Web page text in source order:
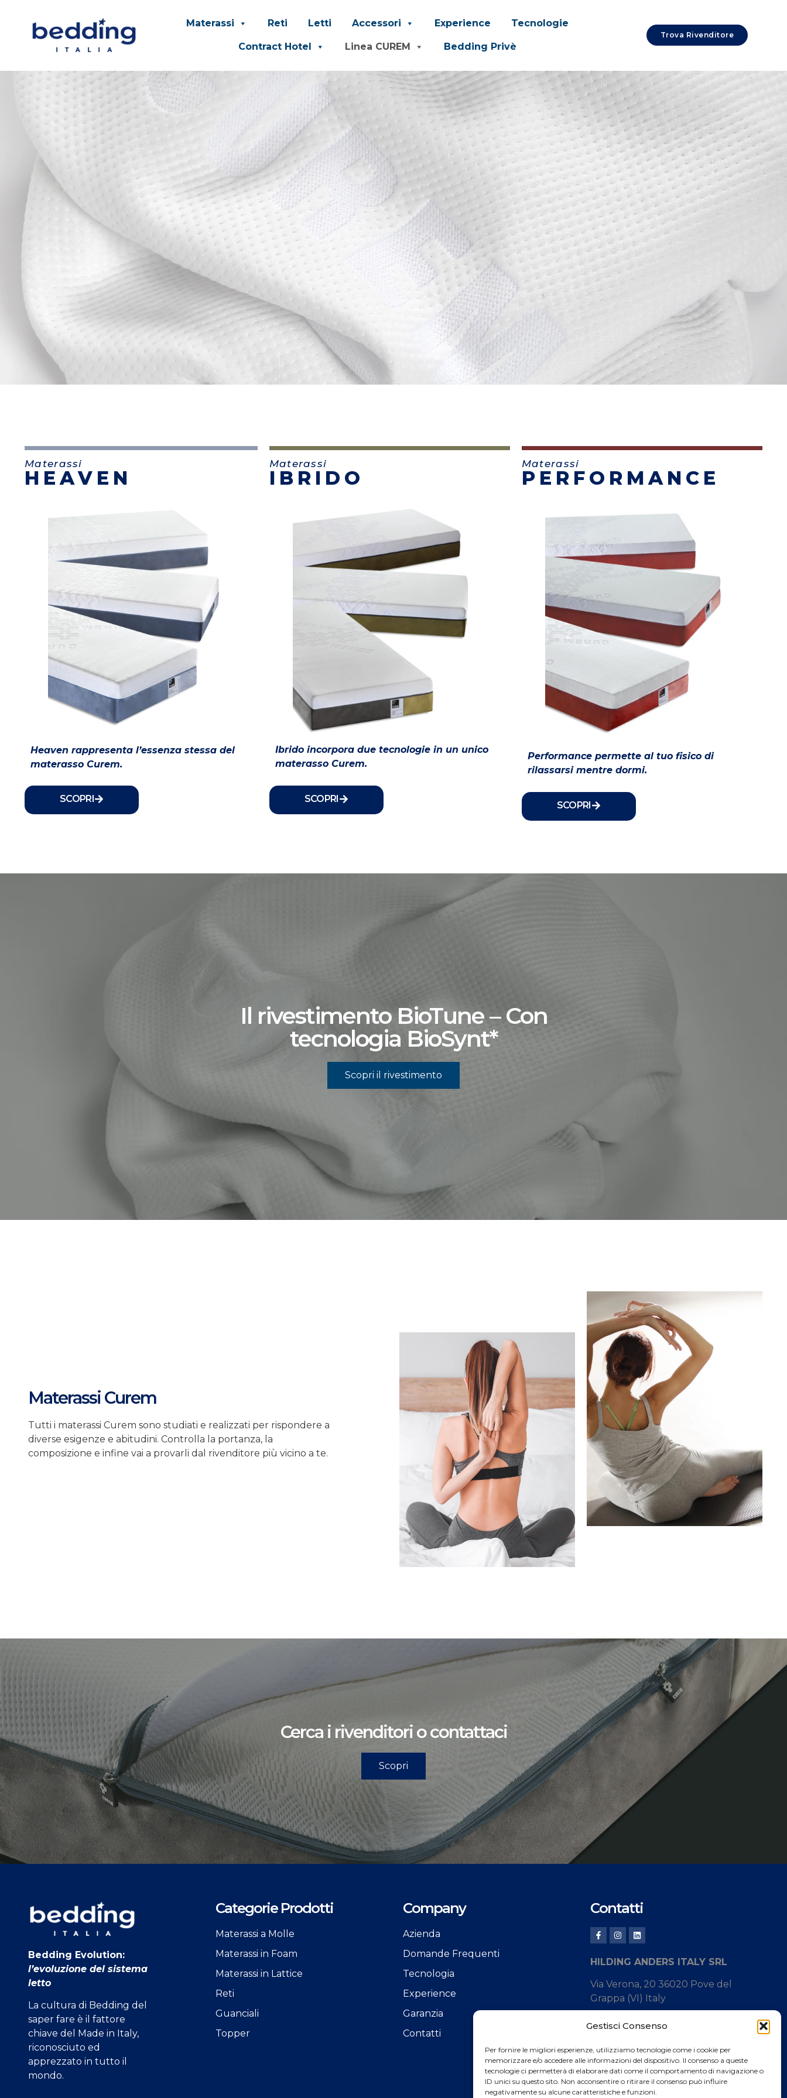
Gestisci Consenso
Per fornire le migliori esperienze, utilizziamo tecnologie come i cookie per
memorizzare e/o accedere alle informazioni del dispositivo. Il consenso a queste
tecnologie ci permetterà di elaborare dati come il comportamento di navigazione o
ID unici su questo sito. Non acconsentire o ritirare il consenso può influire
negativamente su alcune caratteristiche e funzioni.
Materassi Reti Letti Accessori Experience Tecnologie
Contract Hotel Linea CUREM Bedding Privè
Trova Rivenditore
Materassi
HEAVEN
Heaven rappresenta l’essenza stessa del
materasso Curem.
SCOPRI
Materassi
IBRIDO
Ibrido incorpora due tecnologie in un unico
materasso Curem.
SCOPRI
Materassi
PERFORMANCE
Performance permette al tuo fisico di
rilassarsi mentre dormi.
SCOPRI
Il rivestimento BioTune – Con
tecnologia BioSynt*
Scopri il rivestimento
Materassi Curem
Tutti i materassi Curem sono studiati e realizzati per rispondere a
diverse esigenze e abitudini. Controlla la portanza, la
composizione e infine vai a provarli dal rivenditore più vicino a te.
Cerca i rivenditori o contattaci
Scopri
Bedding Evolution:
l’evoluzione del sistema
letto
La cultura di Bedding del
saper fare è il fattore
chiave del Made in Italy,
riconosciuto ed
apprezzato in tutto il
mondo.
Categorie Prodotti
Materassi a Molle
Materassi in Foam
Materassi in Lattice
Reti
Guanciali
Topper
Company
Azienda
Domande Frequenti
Tecnologia
Experience
Garanzia
Contatti
Contatti
HILDING ANDERS ITALY SRL
Via Verona, 20 36020 Pove del
Grappa (VI) Italy
Tel. +39 0424 8008
Catalogo Prodotti